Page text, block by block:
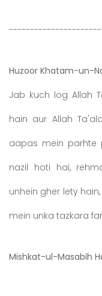
Jab kuch log Allah
hain aur Allah
aapas mein parhte
nazil hoti hai,
unhein gher lety
mein unka tazkara
Mishkat-ul-Masabih